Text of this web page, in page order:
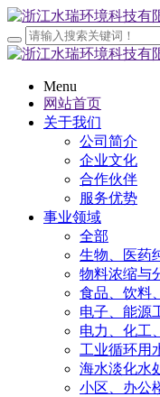
Menu
网站首页
关于我们
公司简介
企业文化
合作伙伴
服务优势
事业领域
全部
生物、医药
物料浓缩与
食品、饮料
电子、能源
电力、化工
工业循环用
海水淡化水
小区、办公